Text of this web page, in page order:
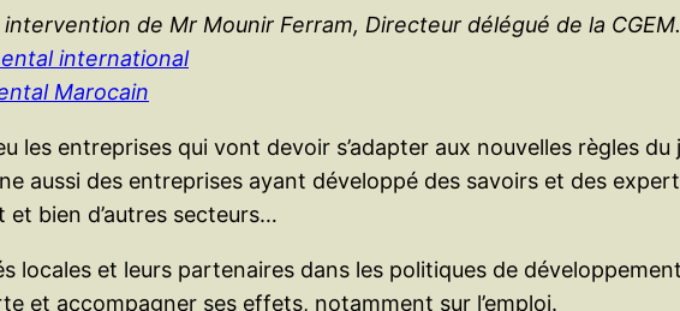
de Mr Mounir Ferram, Directeur délégué de la CGEM.
international
Marocain
les entreprises qui vont devoir s’adapter aux nouvelles règles du
aussi des entreprises ayant développé des savoirs et des
bien d’autres secteurs…
locales et leurs partenaires dans les politiques de
et accompagner ses effets, notamment sur l’emploi.